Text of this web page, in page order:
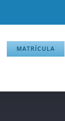
MATRÍCULA